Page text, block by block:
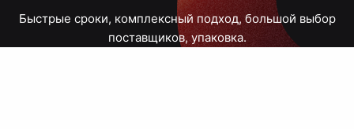
Быстрые сроки, комплексный подход, большой выбор
поставщиков, упаковка.